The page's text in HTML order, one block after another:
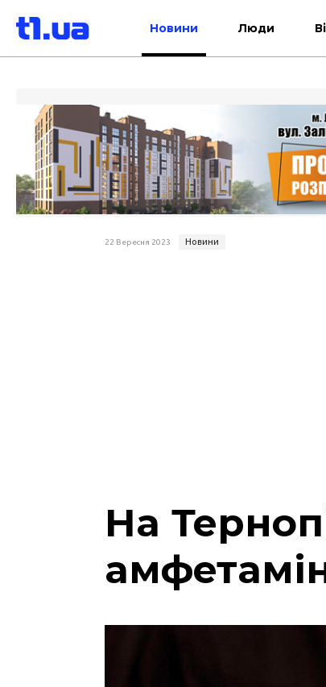
Новини Люди
22 Вересня 2023 Новини
На